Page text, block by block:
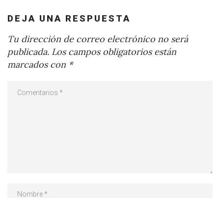
DEJA UNA RESPUESTA
Tu dirección de correo electrónico no será
publicada. Los campos obligatorios están
marcados con *